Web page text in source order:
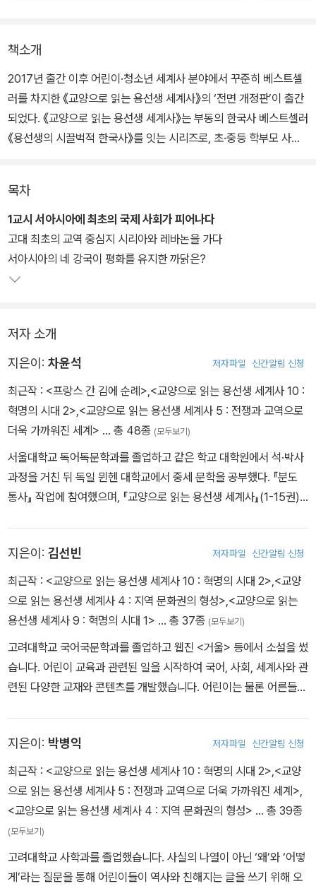
책소개
2017년 출간 이후 어린이·청소년 세계사 분야에서 꾸준히 베스트셀
러를 차지한 《교양으로 읽는 용선생 세계사》의 ‘전면 개정판’이 출간
되었다. 《교양으로 읽는 용선생 세계사》는 부동의 한국사 베스트셀러
《용선생의 시끌벅적 한국사》를 잇는 시리즈로, 초·중등 학부모 사이
세계사 공부가 막막하게 느껴지는 아이, 외우는 공부 방식에 흥미를
못 느끼는 아이, 역사에 관심을 갖기 시작하는 아이. 그리고 아이와 함
께 공부하고 싶은 학부모까지 모두에게 강력하게 추천한다.
목차
1교시 서아시아에 최초의 국제 사회가 피어나다
고대 최초의 교역 중심지 시리아와 레바논을 가다
서아시아의 네 강국이 평화를 유지한 까닭은?
저자 소개
지은이: 차윤석 저자파일 신간알림 신청
최근작 : <프랑스 간 김에 순례>,<교양으로 읽는 용선생 세계사 10 :
혁명의 시대 2>,<교양으로 읽는 용선생 세계사 5 : 전쟁과 교역으로
더욱 가까워진 세계> … 총 48종 (모두보기)
서울대학교 독어독문학과를 졸업하고 같은 학교 대학원에서 석·박사
과정을 거친 뒤 독일 뮌헨 대학교에서 중세 문학을 공부했다. 『분도
통사』 작업에 참여했으며, 『교양으로 읽는 용선생 세계사』(1-15권),
찾아』 등을 우리말로 옮겼다.
지은이: 김선빈 저자파일 신간알림 신청
최근작 : <교양으로 읽는 용선생 세계사 10 : 혁명의 시대 2>,<교양
으로 읽는 용선생 세계사 4 : 지역 문화권의 형성>,<교양으로 읽는
용선생 세계사 9 : 혁명의 시대 1> … 총 37종 (모두보기)
고려대학교 국어국문학과를 졸업하고 웹진 <거울> 등에서 소설을 썼
습니다. 어린이 교육과 관련된 일을 시작하여 국어, 사회, 세계사와 관
련된 다양한 교재와 콘텐츠를 개발했습니다. 어린이는 물론 어른들도
지은이: 박병익 저자파일 신간알림 신청
최근작 : <교양으로 읽는 용선생 세계사 10 : 혁명의 시대 2>,<교양
으로 읽는 용선생 세계사 5 : 전쟁과 교역으로 더욱 가까워진 세계>,
<교양으로 읽는 용선생 세계사 4 : 지역 문화권의 형성> … 총 39종
(모두보기)
고려대학교 사학과를 졸업했습니다. 사실의 나열이 아닌 ‘왜’와 ‘어떻
게’라는 질문을 통해 어린이들이 역사와 친해지는 글을 쓰기 위해 오